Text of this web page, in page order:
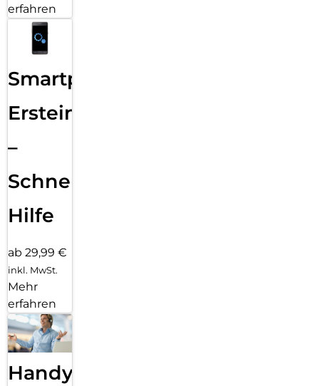
erfahren
Smartphone
Ersteinrichtung
–
Schnelle
Hilfe
ab 29,99 €
inkl. MwSt.
Mehr
erfahren
Handy